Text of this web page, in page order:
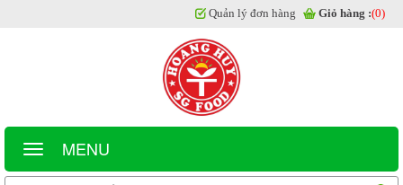
MENU
Quản lý đơn hàng Giỏ hàng :(0)